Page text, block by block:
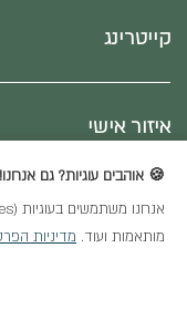
קייטרינג
איזור אישי
🍪 אוהבים עוגיות? גם אנחנו!
מותאמות ועוד. מדיניות